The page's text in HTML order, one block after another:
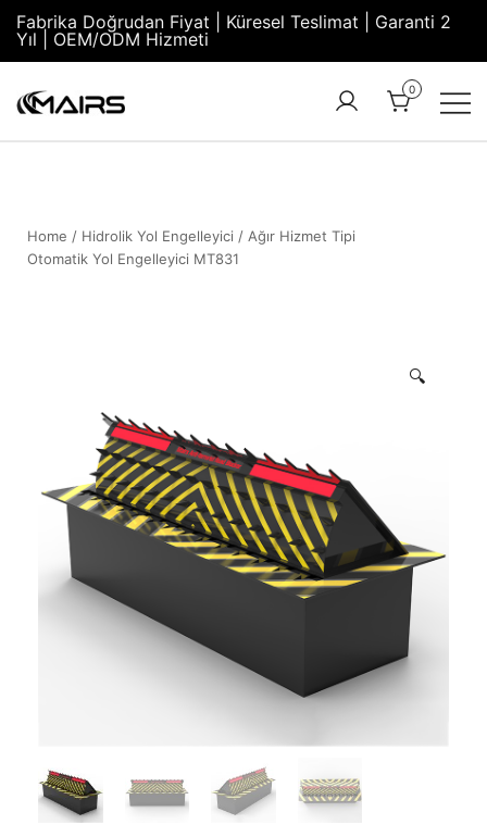
Fabrika Doğrudan Fiyat | Küresel Teslimat | Garanti 2
Yıl | OEM/ODM Hizmeti
Turnstile
Gate |
MairsTurnstile
0
Home / Hidrolik Yol Engelleyici / Ağır Hizmet Tipi
Otomatik Yol Engelleyici MT831
🔍